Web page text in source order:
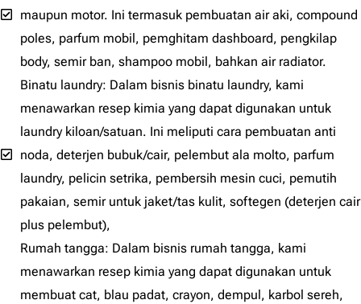
maupun motor. Ini termasuk pembuatan air aki, compound
poles, parfum mobil, pemghitam dashboard, pengkilap
body, semir ban, shampoo mobil, bahkan air radiator.
Binatu laundry: Dalam bisnis binatu laundry, kami
menawarkan resep kimia yang dapat digunakan untuk
laundry kiloan/satuan. Ini meliputi cara pembuatan anti
noda, deterjen bubuk/cair, pelembut ala molto, parfum
laundry, pelicin setrika, pembersih mesin cuci, pemutih
pakaian, semir untuk jaket/tas kulit, softegen (deterjen cair
plus pelembut),
Rumah tangga: Dalam bisnis rumah tangga, kami
menawarkan resep kimia yang dapat digunakan untuk
membuat cat, blau padat, crayon, dempul, karbol sereh,